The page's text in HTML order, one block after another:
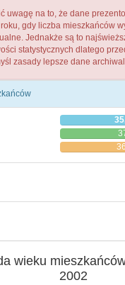
uwagę na to, że dane
roku, gdy liczba mieszkańców
Jednakże są to
statystycznych dlatego
zasady lepsze dane
wieku
2002